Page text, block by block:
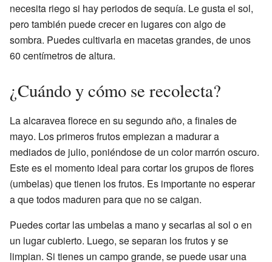
necesita riego si hay periodos de sequía. Le gusta el sol,
pero también puede crecer en lugares con algo de
sombra. Puedes cultivarla en macetas grandes, de unos
60 centímetros de altura.
¿Cuándo y cómo se recolecta?
La alcaravea florece en su segundo año, a finales de
mayo. Los primeros frutos empiezan a madurar a
mediados de julio, poniéndose de un color marrón oscuro.
Este es el momento ideal para cortar los grupos de flores
(umbelas) que tienen los frutos. Es importante no esperar
a que todos maduren para que no se caigan.
Puedes cortar las umbelas a mano y secarlas al sol o en
un lugar cubierto. Luego, se separan los frutos y se
limpian. Si tienes un campo grande, se puede usar una